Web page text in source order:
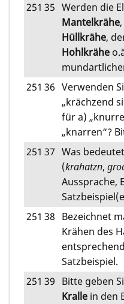
251 35 Werden die
Mantelkrähe
Hüllkrähe,
Hohlkrähe
251 36 Verwenden
„krächzend
für a)
„knarren“?
251 37 Was
(krahatzn,
Aussprache,
251 38 Bezeichnet
Krähen des
Satzbeispiel.
251 39 Bitte geben
Kralle in den